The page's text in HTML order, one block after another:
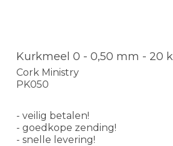
Kurkmeel 0 - 0,50 mm - 20
Cork Ministry
PK050
- veilig betalen!
- goedkope zending!
- snelle levering!